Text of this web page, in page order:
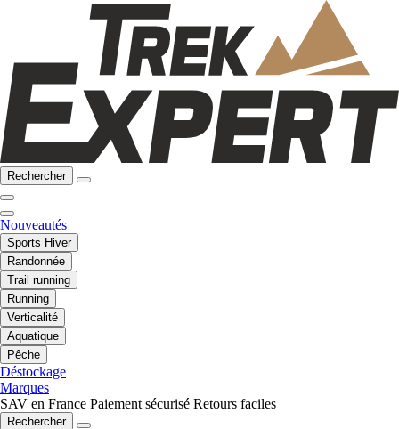
Rechercher
Nouveautés
Sports Hiver
Randonnée
Trail running
Running
Verticalité
Aquatique
Pêche
Déstockage
Marques
SAV en France Paiement sécurisé Retours faciles
Rechercher